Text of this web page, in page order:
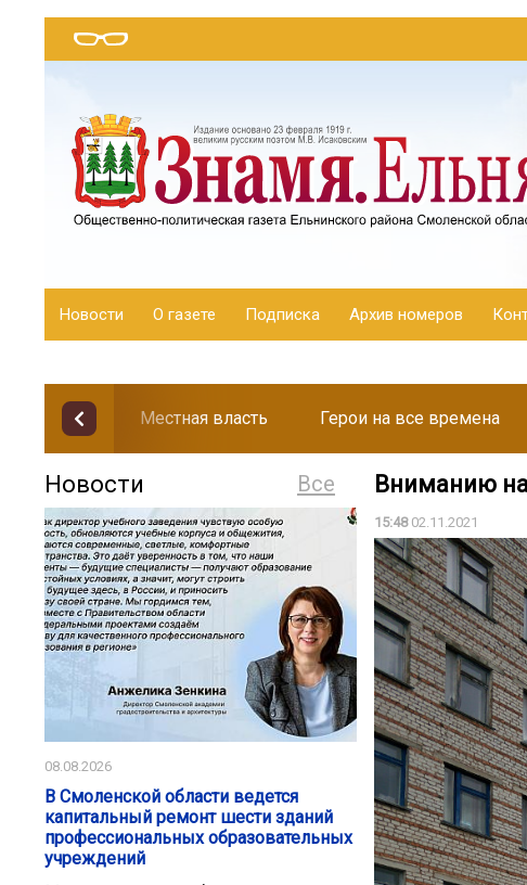
Новости О газете Подписка Архив номеров
Местная власть Герои на все времена
Все
Новости
08.08.2026
В Смоленской области ведется
капитальный ремонт шести зданий
профессиональных образовательных
учреждений
Вниманию
15:4802.11.2021